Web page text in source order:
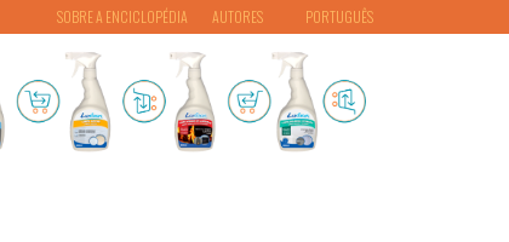
PORTUGUÊS
SOBRE A ENCICLOPÉDIA AUTORES